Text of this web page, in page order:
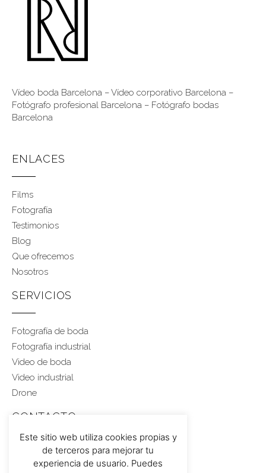
Vídeo boda Barcelona –Vídeo corporativo Barcelona –
Fotógrafo profesional Barcelona – Fotógrafo bodas
Barcelona
ENLACES
Films
Fotografía
Testimonios
Blog
Que ofrecemos
Nosotros
SERVICIOS
Fotografía de boda
Fotografía industrial
Video de boda
Video industrial
Drone
CONTACTO
Rubén 617 459 543
Este sitio web utiliza cookies propias y
de terceros para mejorar tu
experiencia de usuario. Puedes